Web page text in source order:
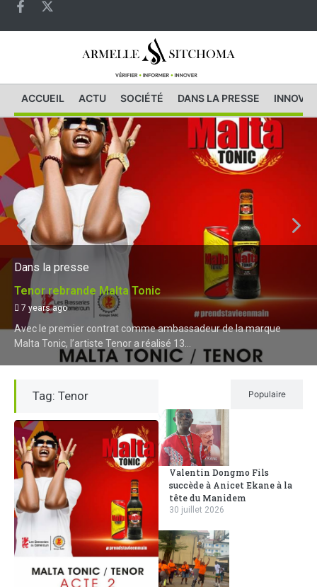
ACCUEIL ACTU SOCIÉTÉ DANS LA PRESSE
Dans la presse
Tenor rebrande Malta Tonic
7 years ago
Avec le premier contrat comme ambassadeur de la marque
Malta Tonic, l’artiste Tenor a réalisé 13...
Tag: Tenor Populaire
Valentin Dongmo Fils
succède à Anicet Ekane à la
tête du Manidem
30 juillet 2026